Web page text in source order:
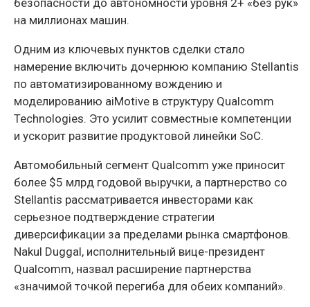
на миллионах машин.
Одним из ключевых пунктов сделки стало
намерение включить дочернюю компанию Stellantis
по автоматизированному вождению и
моделированию aiMotive в структуру Qualcomm
Technologies. Это усилит совместные компетенции
и ускорит развитие продуктовой линейки SoC.
Автомобильный сегмент Qualcomm уже приносит
более $5 млрд годовой выручки, а партнерство со
Stellantis рассматривается инвесторами как
серьезное подтверждение стратегии
диверсификации за пределами рынка смартфонов.
Nakul Duggal, исполнительный вице-президент
Qualcomm, назвал расширение партнерства
«значимой точкой перегиба для обеих компаний».